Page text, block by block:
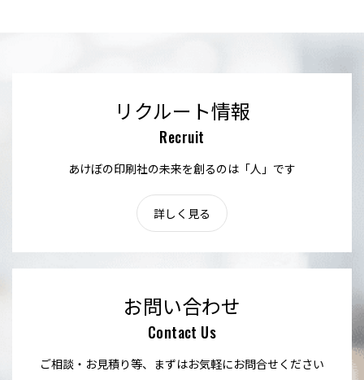
リクルート情報
Recruit
あけぼの印刷社の未来を創るのは「人」です
詳しく見る
お問い合わせ
Contact Us
ご相談・お見積り等、まずはお気軽にお問合せください